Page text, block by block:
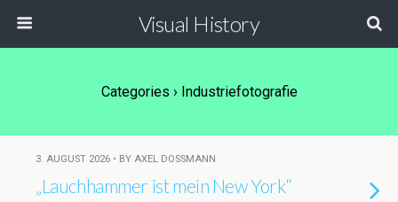
Visual History
Categories › Industriefotografie
3. AUGUST 2026 • BY AXEL DOSSMANN
„Lauchhammer ist mein New York“